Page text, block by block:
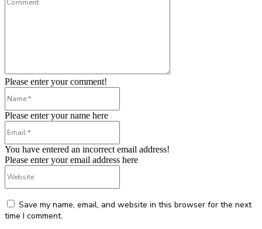
Please enter your comment!
Please enter your name here
You have entered an incorrect email address!
Please enter your email address here
Save my name, email, and website in this browser for the next
time I comment.